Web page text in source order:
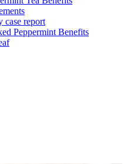
case report
Peppermint Benefits